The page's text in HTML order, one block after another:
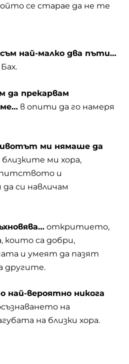
се старае да не те
най-малко два пъти…
да прекарвам
в опити да го намеря
ми нямаше да
близките ми хора,
и
си навличам
откритието,
които са добри,
и умеят да пазят
другите.
най-вероятно никога
на
на близки хора.